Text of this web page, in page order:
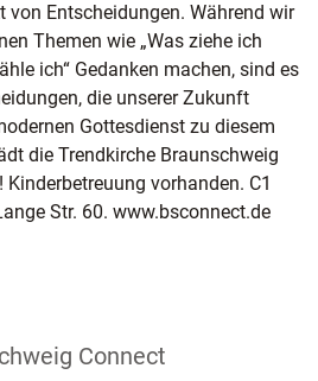
von Entscheidungen. Während wir
Themen wie „Was ziehe ich
ich“ Gedanken machen, sind es
die unserer Zukunft
Gottesdienst zu diesem
die Trendkirche Braunschweig
vorhanden. C1
Str. 60. www.bsconnect.de
Connect